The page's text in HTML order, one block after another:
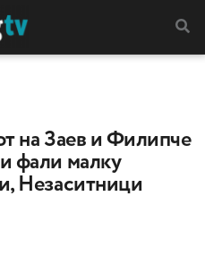
на Заев и Филипче
фали малку
Незаситници